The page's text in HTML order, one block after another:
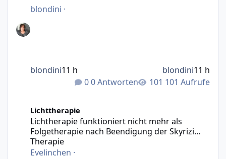
blondini ·
0 Antworten 101 Aufrufe
blondini11 h blondini11 h
Lichttherapie
Lichtherapie funktioniert nicht mehr als
Folgetherapie nach Beendigung der Skyrizi
Therapie
Evelinchen ·